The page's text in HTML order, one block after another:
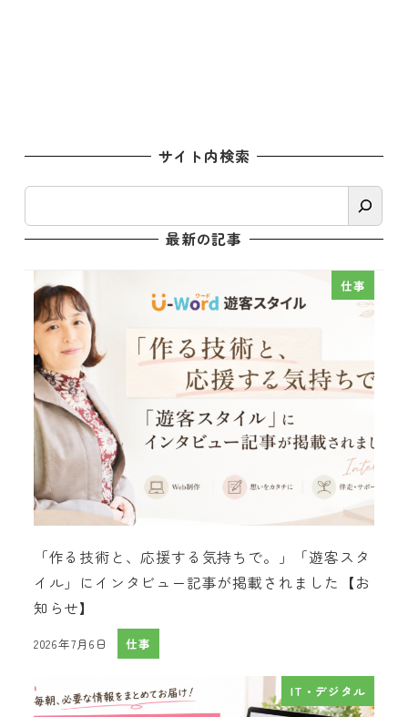
サイト内検索
索
最新の記事
仕事
「作る技術と、応援する気持ちで。」「遊客スタ
イル」にインタビュー記事が掲載されました【お
知らせ】
投稿日
2026年7月6日 仕事
IT・デジタル